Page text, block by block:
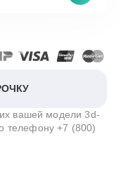
вашей модели 3d-
телефону+7 (800)